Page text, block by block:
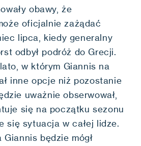
obawy, że
oficjalnie zażądać
lipca, kiedy generalny
odbył podróż do Grecji.
w którym Giannis na
inne opcje niż pozostanie
uważnie obserwował,
się na początku sezonu
się sytuacja w całej lidze.
będzie mógł